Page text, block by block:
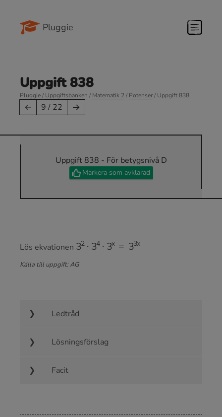
Pluggie
Uppgift 838
Pluggie/Uppgiftsbanken /Matematik 2/Potenser/ Uppgift 838
← 9 / 22 →
Uppgift 838 - För betygsnivå D
Markera som avklarad
Lös ekvationen
32 34 3x 3x
Källa till uppgift: AG
Ledtråd
Lösningsförslag
Facit